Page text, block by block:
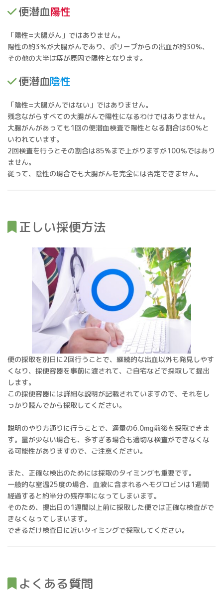
便潜血陽性
「陽性=大腸がん」ではありません。
陽性の約3％が大腸がんであり、ポリープからの出血が約30％、
その他の大半は痔が原因で陽性となります。
便潜血陰性
「陰性=大腸がんではない」ではありません。
残念ながらすべての大腸がんで陽性になるわけではありません。
大腸がんがあっても1回の便潜血検査で陽性となる割合は60％と
いわれています。
2回検査を行うとその割合は85%まで上がりますが100％ではあり
ません。
従って、陰性の場合でも大腸がんを完全には否定できません。
正しい採便方法
便の採取を別日に2回行うことで、継続的な出血以外も発見しやす
くなり、採便容器を事前に渡されて、ご自宅などで採取して提出
します。
この採便容器には詳細な説明が記載されていますので、それをし
っかり読んでから採取してください。
説明のやり方通りに行うことで、適量の6.0mg前後を採取できま
す。量が少ない場合も、多すぎる場合も適切な検査ができなくな
る可能性がありますので、ご注意ください。
また、正確な検出のためには採取のタイミングも重要です。
一般的な室温25度の場合、血液に含まれるヘモグロビンは1週間
経過すると約半分の残存率になってしまいます。
そのため、提出日の1週間以上前に採取した便では正確な検査がで
きなくなってしまいます。
できるだけ検査日に近いタイミングで採取してください。
よくある質問